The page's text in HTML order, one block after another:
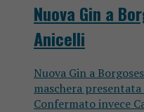
Nuova Gin a
Anicelli
Nuova Gin a
maschera
Confermato invece